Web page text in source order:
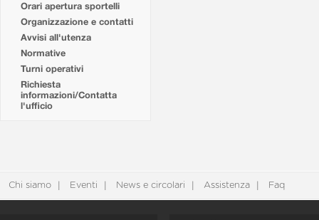
Orari apertura sportelli
Organizzazione e contatti
Avvisi all'utenza
Normative
Turni operativi
Richiesta
informazioni/Contatta
l'ufficio
Chi siamo Eventi News e circolari Assistenza Faq